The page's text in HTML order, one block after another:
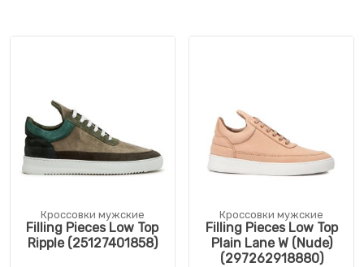
Кроссовки мужские
Filling Pieces Low Top
Ripple (25127401858)
Кроссовки мужские
Filling Pieces Low Top
Plain Lane W (Nude)
(297262918880)